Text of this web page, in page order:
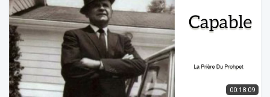
00:18:09